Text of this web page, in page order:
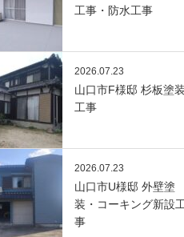
工事・防水工事
2026.07.23
山口市F様邸 杉板塗装
工事
2026.07.23
山口市U様邸 外壁塗
装・コーキング新設
事